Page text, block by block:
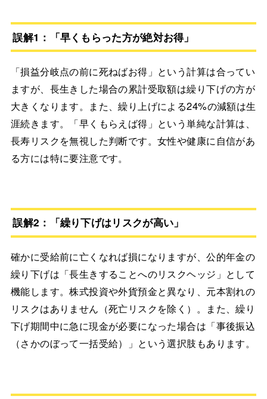
誤解1：「早くもらった方が絶対お得」
「損益分岐点の前に死ねばお得」という計算は合ってい
ますが、長生きした場合の累計受取額は繰り下げの方が
大きくなります。また、繰り上げによる24%の減額は生
涯続きます。「早くもらえば得」という単純な計算は、
長寿リスクを無視した判断です。女性や健康に自信があ
る方には特に要注意です。
誤解2：「繰り下げはリスクが高い」
確かに受給前に亡くなれば損になりますが、公的年金の
繰り下げは「長生きすることへのリスクヘッジ」として
機能します。株式投資や外貨預金と異なり、元本割れの
リスクはありません（死亡リスクを除く）。また、繰り
下げ期間中に急に現金が必要になった場合は「事後振込
（さかのぼって一括受給）」という選択肢もあります。